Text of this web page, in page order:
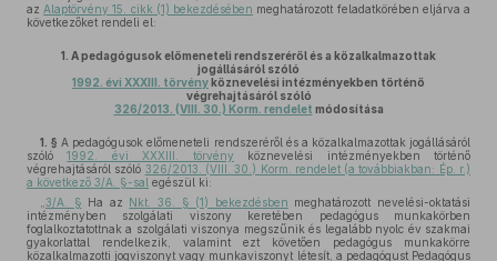
az Alaptörvény 15. cikk (1) bekezdésében meghatározott feladatkörében eljárva a
következőket rendeli el:
1. A pedagógusok előmeneteli rendszeréről és a közalkalmazottak
jogállásáról szóló
1992. évi XXXIII. törvényköznevelési intézményekben történő
végrehajtásáról szóló
326/2013. (VIII. 30.) Korm. rendelet módosítása
1. § A pedagógusok előmeneteli rendszeréről és a közalkalmazottak jogállásáról
szóló1992. évi XXXIII. törvény köznevelési intézményekben történő
végrehajtásáról szóló 326/2013. (VIII. 30.) Korm. rendelet (a továbbiakban: Ép. r.)
a következő 3/A. §-sal egészül ki:
3/A. § Ha az Nkt. 36. § (1) bekezdésben meghatározott nevelési-oktatási
intézményben szolgálati viszony keretében pedagógus munkakörben
foglalkoztatottnak a szolgálati viszonya megszűnik és legalább nyolc év szakmai
gyakorlattal rendelkezik, valamint ezt követően pedagógus munkakörre
közalkalmazotti jogviszonyt vagy munkaviszonyt létesít, a pedagógust Pedagógus